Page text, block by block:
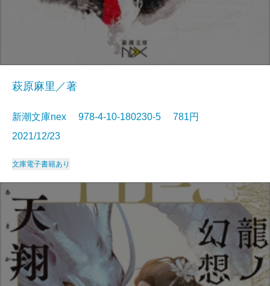
萩原麻里／著
新潮文庫nex 978-4-10-180230-5 781円
2021/12/23
文庫電子書籍あり